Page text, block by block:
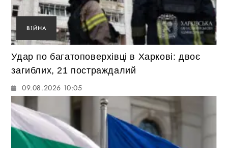
ВІЙНА
Удар по багатоповерхівці в Харкові: двоє
загиблих, 21 постраждалий
09.08.2026 10:05